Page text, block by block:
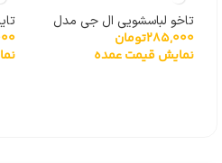
تاخو لباسشویی ال جی مدل
گیربکسی 6501KW2001A
285,000تومان
نمایش قیمت عمده